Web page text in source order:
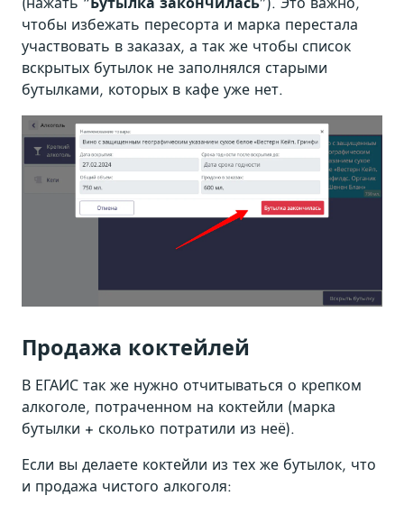
чтобы избежать пересорта и марка перестала
участвовать в заказах, а так же чтобы список
вскрытых бутылок не заполнялся старыми
бутылками, которых в кафе уже нет.
Продажа коктейлей
В ЕГАИС так же нужно отчитываться о крепком
алкоголе, потраченном на коктейли (марка
бутылки + сколько потратили из неё).
Если вы делаете коктейли из тех же бутылок, что
и продажа чистого алкоголя: